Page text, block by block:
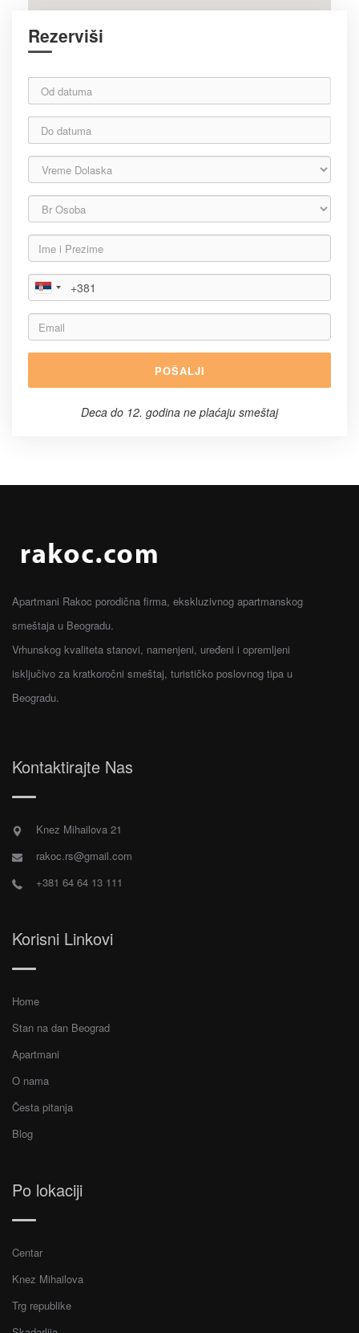
Rezerviši
POŠALJI
Deca do 12. godina ne plaćaju smeštaj
Apartmani Rakoc porodična firma, ekskluzivnog apartmanskog
smeštaja u Beogradu.
Vrhunskog kvaliteta stanovi, namenjeni, uređeni i opremljeni
isključivo za kratkoročni smeštaj, turističko poslovnog tipa u
Beogradu.
Kontaktirajte Nas
Knez Mihailova 21
rakoc.rs@gmail.com
+381 64 64 13 111
Korisni Linkovi
Home
Stan na dan Beograd
Apartmani
O nama
Česta pitanja
Blog
Po lokaciji
Centar
Knez Mihailova
Trg republike